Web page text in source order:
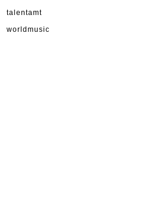
talentamt
worldmusic